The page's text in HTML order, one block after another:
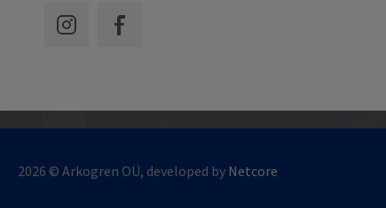
2026 © Arkogren OÜ, developed by Netcore